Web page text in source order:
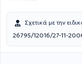
Σχετικά με την
26795/12016/27-11-